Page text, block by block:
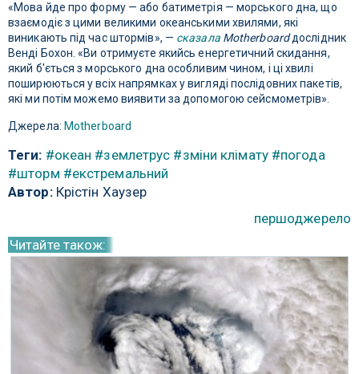
«Мова йде про форму — або батиметрія — морського дна, що
взаємодіє з цими великими океанськими хвилями, які
виникають під час штормів», — сказала Motherboardдослідник
Венді Бохон. «Ви отримуєте якийсь енергетичний скидання,
який б'ється з морського дна особливим чином, і ці хвилі
поширюються у всіх напрямках у вигляді послідовних пакетів,
які ми потім можемо виявити за допомогою сейсмометрів».
Джерела: Motherboard
Теги: #океан #землетрус #зміни клімату #погода
#шторм #екстремальний
Автор:Крістін Хаузер
першоджерело
Читайте також: